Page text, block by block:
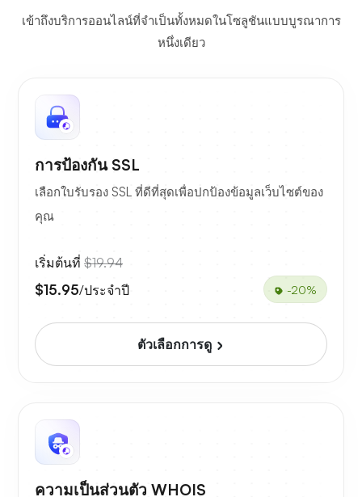
เข้าถึงบริการออนไลน์ที่จำเป็นทั้งหมดในโซลูชันแบบบูรณาการ
หนึ่งเดียว
การป้องกัน SSL
เลือกใบรับรอง SSL ที่ดีที่สุดเพื่อปกป้องข้อมูลเว็บไซต์ของ
คุณ
เริ่มต้นที่ $19.94
$15.95/ประจำปี -20%
ตัวเลือกการดู
ความเป็นส่วนตัว WHOIS